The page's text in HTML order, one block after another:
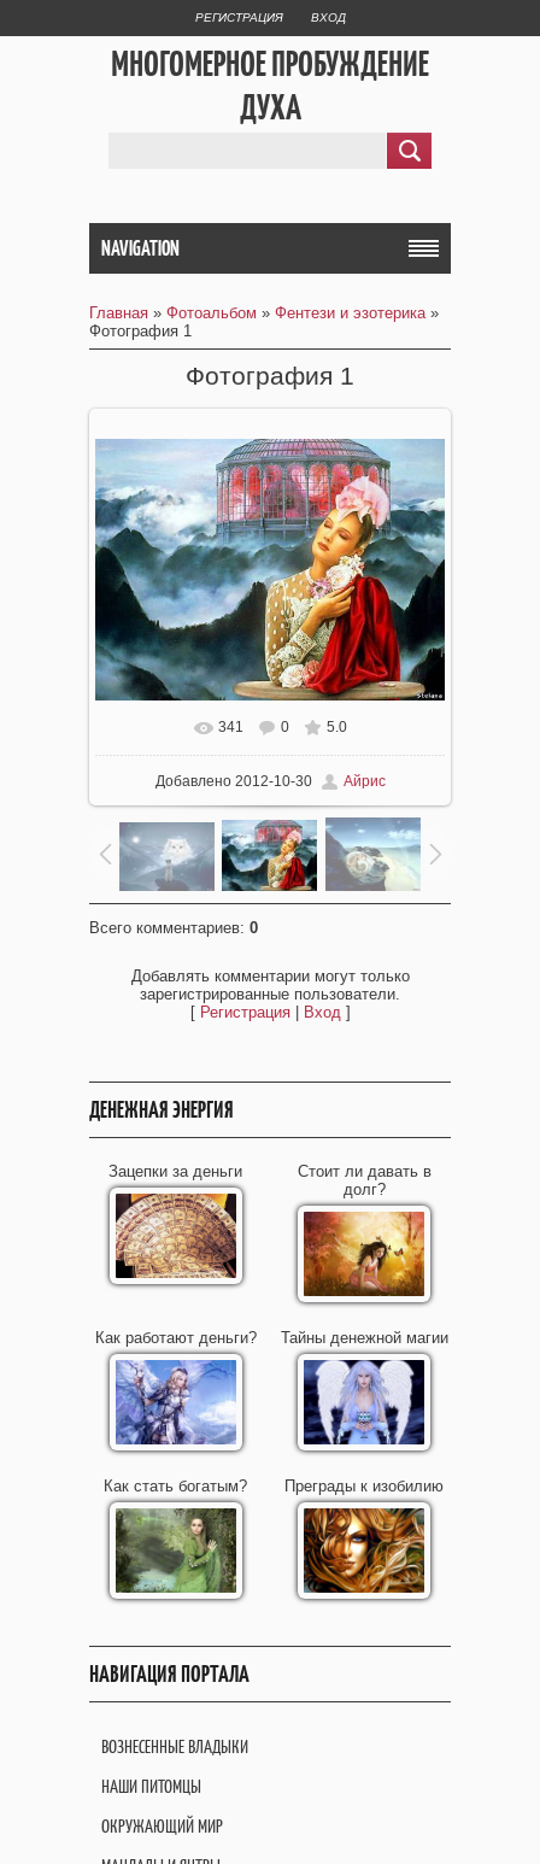
РЕГИСТРАЦИЯ ВХОД
МНОГОМЕРНОЕ ПРОБУЖДЕНИЕ
ДУХА
NAVIGATION
Главная » Фотоальбом » Фентези и эзотерика»
Фотография 1
Фотография 1
341 0 5.0
Добавлено2012-10-30 Айрис
Всего комментариев: 0
Добавлять комментарии могут только
зарегистрированные пользователи.
[ Регистрация| Вход ]
ДЕНЕЖНАЯ ЭНЕРГИЯ
Зацепки за деньги
Стоит ли давать в
долг?
Как работают деньги? Тайны денежной магии
Как стать богатым? Преграды к изобилию
НАВИГАЦИЯ ПОРТАЛА
ВОЗНЕСЕННЫЕ ВЛАДЫКИ
НАШИ ПИТОМЦЫ
ОКРУЖАЮЩИЙ МИР